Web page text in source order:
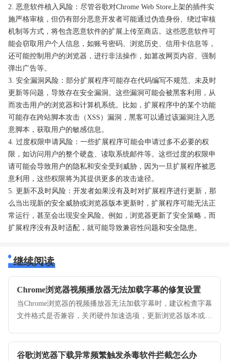
2. 恶意软件植入风险：尽管谷歌对Chrome Web Store上架的插件实
施严格审核，但仍有部分恶意开发者可能通过伪造身份、绕过审核
机制等方式，将包含恶意软件的扩展上传至商店。这些恶意软件可
能会窃取用户个人信息，如账号密码、浏览历史、信用卡信息等，
还可能控制用户的浏览器，进行非法操作，如篡改网页内容、强制
弹出广告等。
3. 安全漏洞风险：部分扩展程序可能存在代码编写不规范、未及时
更新等问题，导致存在安全漏洞。这些漏洞可能会被黑客利用，从
而攻击用户的浏览器和计算机系统。比如，扩展程序中的某个功能
可能存在跨站脚本攻击（XSS）漏洞，黑客可以通过该漏洞注入恶
意脚本，获取用户的敏感信息。
4. 过度权限申请风险：一些扩展程序可能会申请过多不必要的权
限，如访问用户的整个硬盘、读取系统邮件等。这些过度的权限申
请可能会导致用户的隐私和安全受到威胁，因为一旦扩展程序被恶
意利用，这些权限将为其提供更多的攻击途径。
5. 更新不及时风险：开发者如果没有及时对扩展程序进行更新，那
么当出现新的安全威胁或浏览器版本更新时，扩展程序可能无法正
常运行，甚至会出现安全风险。例如，浏览器更新了安全策略，而
扩展程序没有及时适配，就可能导致兼容性问题和安全隐患。
继续阅读
Chrome浏览器视频播放器无法加载字幕的修复设置
当Chrome浏览器的视频播放器无法加载字幕时，建议检查字幕
文件格式是否兼容，关闭硬件加速选项，更新浏览器版本或清
频播放的完整体验。
谷歌浏览器下载异常频繁触发杀毒软件拦截怎么办